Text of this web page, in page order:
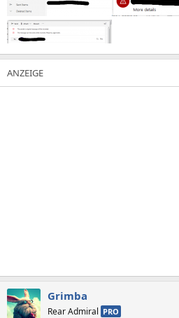
Grimba
Rear Admiral PRO